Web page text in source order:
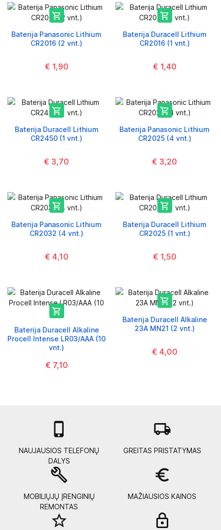

Baterija Panasonic Lithium
CR2016 (2 vnt.)
€ 1,90

Baterija Duracell Lithium
CR2016 (1 vnt.)
€ 1,40

Baterija Duracell Lithium
CR2450 (1 vnt.)
€ 3,70

Baterija Panasonic Lithium
CR2025 (4 vnt.)
€ 3,20

Baterija Panasonic Lithium
CR2032 (4 vnt.)
€ 4,10

Baterija Duracell Lithium
CR2025 (1 vnt.)
€ 1,50

Baterija Duracell Alkaline
Procell Intense LR03/AAA (10
vnt.)
€ 7,10

Baterija Duracell Alkaline
23A MN21 (2 vnt.)
€ 4,00

NAUJAUSIOS TELEFONŲ
DALYS
local_shipping
GREITAS PRISTATYMAS
build
MOBILIŲJŲ ĮRENGINIŲ
REMONTAS
euro_symbol
MAŽIAUSIOS KAINOS
star_border